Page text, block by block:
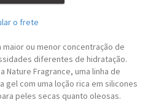
o frete
ou menor concentração de
diferentes de hidratação.
Nature Fragrance, uma linha de
gel com uma loção rica em silicones
peles secas quanto oleosas.